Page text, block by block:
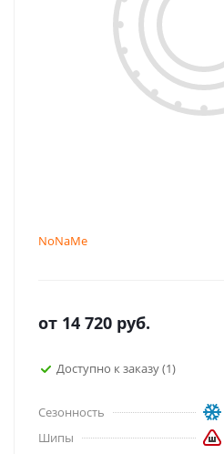
NoNaMe
от 14 720 руб.
Доступно к заказу (1)
Сезонность
Шипы